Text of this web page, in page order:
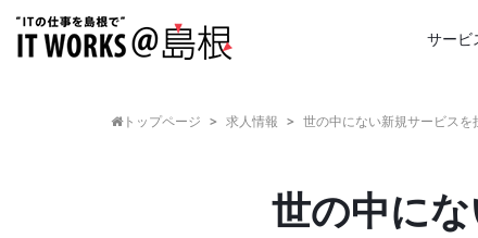
サービ
トップページ > 求人情報 > 世の中にない新規サービス
世の中に